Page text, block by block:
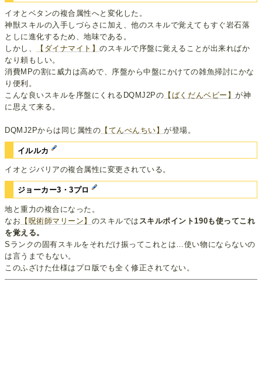
イオとベタンの複合属性へと変化した。
神獣スキルの入手しづらさに加え、他のスキルで覚えてもすぐ岩石落
としに進化するため、地味である。
しかし、
【ダイナマイト】のスキルで序盤に覚えることが出来ればか
なり頼もしい。
消費MPの割に威力は高めで、序盤から中盤にかけての雑魚掃討にかな
り便利。
こんな良いスキルを序盤にくれるDQMJ2Pの 【ばくだんベビー】が神
に思えて来る。
DQMJ2Pからは同じ属性の 【てんぺんちい】が登場。
イルルカ
イオとジバリアの複合属性に変更されている。
ジョーカー3・3プロ
地と重力の複合になった。
なお 【呪術師マリーン】 のスキルでは スキルポイント190も使ってこれ
を覚える。
Sランクの固有スキルをそれだけ振ってこれとは…使い物にならないの
は言うまでもない。
このふざけた仕様はプロ版でも全く修正されてない。